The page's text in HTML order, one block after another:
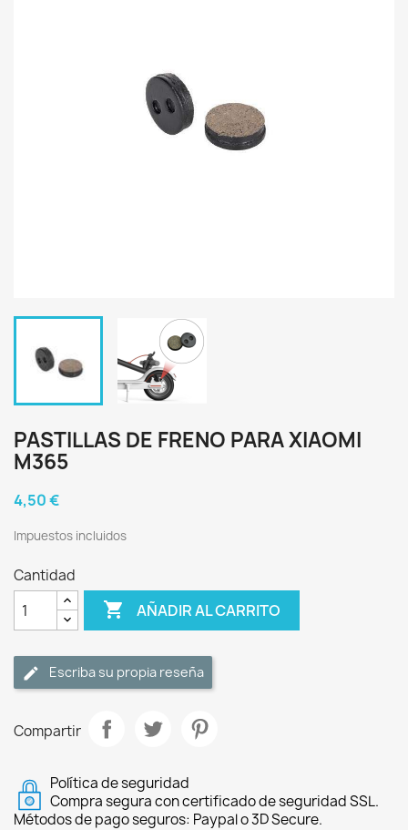
PASTILLAS DE FRENO PARA XIAOMI
M365
4,50 €
Impuestos incluidos
Cantidad
 AÑADIR AL CARRITO
Escriba su propia reseña
Compartir
Política de seguridad
Compra segura con certificado de seguridad SSL.
Métodos de pago seguros: Paypal o 3D Secure.